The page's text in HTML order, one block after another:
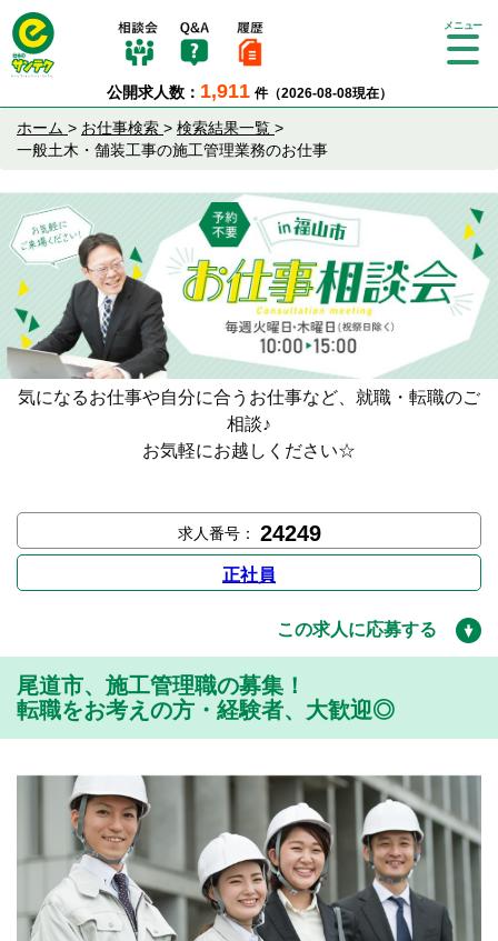
公開求人数： 1,911 件（2026-08-08現在）
Tog
ホーム > お仕事検索 > 検索結果一覧 >
一般土木・舗装工事の施工管理業務のお仕事
気になるお仕事や自分に合うお仕事など、就職・転職のご
相談♪
お気軽にお越しください☆
求人番号： 24249
正社員
この求人に応募する
尾道市、施工管理職の募集！
転職をお考えの方・経験者、大歓迎◎